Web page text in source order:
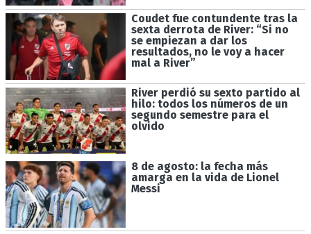
Coudet fue contundente tras la
sexta derrota de River: “Si no
se empiezan a dar los
resultados, no le voy a hacer
mal a River”
River perdió su sexto partido al
hilo: todos los números de un
segundo semestre para el
olvido
8 de agosto: la fecha más
amarga en la vida de Lionel
Messi